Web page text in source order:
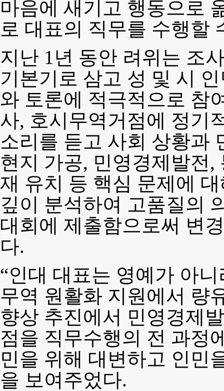
마음에 새기고 행동으로
로 대표의 직무를 수행할
지난 1년 동안 려위는 조
기본기로 삼고 성 및 시
와 토론에 적극적으로 참
사, 호시무역거점에 정기
소리를 듣고 사회 상황과
현지 가공, 민영경제발전
재 유치 등 핵심 문제에
깊이 분석하여 고품질의
대회에 제출함으로써 변
다.
“인대 대표는 영예가 아
무역 원활화 지원에서 량
향상 추진에서 민영경제
점을 직무수행의 전 과정
민을 위해 대변하고 인민
을 보여주었다.